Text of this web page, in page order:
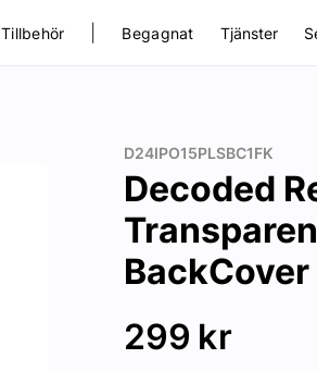
Tillbehör Begagnat Tjänster
D24IPO15PLSBC1FK
Decoded
299 kr